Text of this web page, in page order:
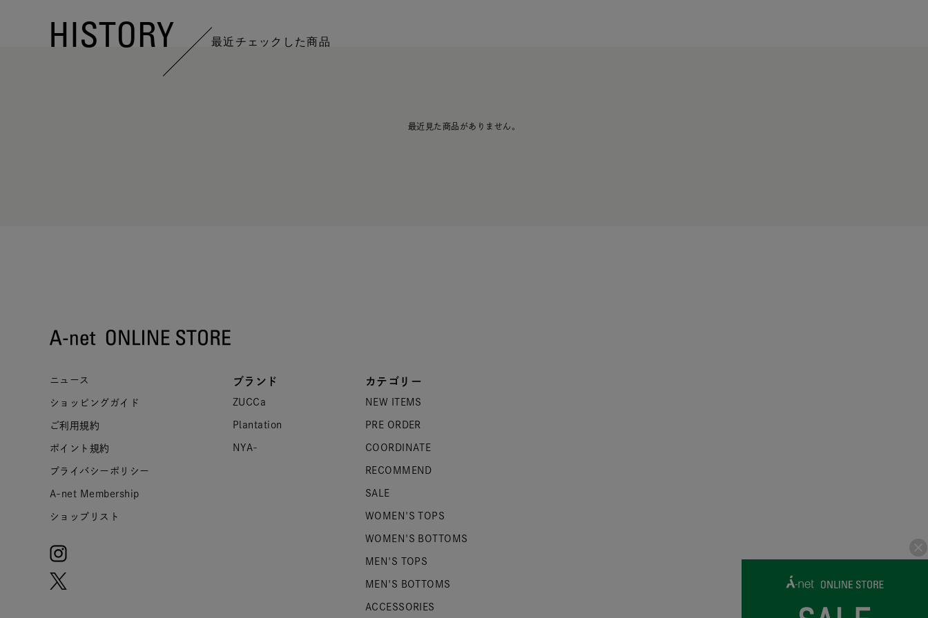
HISTORY 最近チェックした商品
最近見た商品がありません。
ニュース
ショッピングガイド
ご利用規約
ポイント規約
プライバシーポリシー
A-net Membership
ショップリスト
ブランド
ZUCCa
Plantation
NYA-
カテゴリー
NEW ITEMS
PRE ORDER
COORDINATE
RECOMMEND
SALE
WOMEN'S TOPS
WOMEN'S BOTTOMS
MEN'S TOPS
MEN'S BOTTOMS
ACCESSORIES